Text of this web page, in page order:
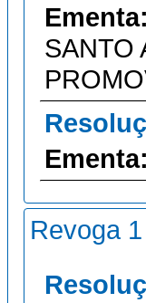
Ementa:
SANTO
Ementa:
Revoga